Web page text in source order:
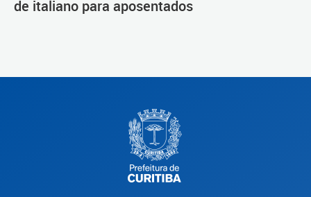
de italiano para aposentados